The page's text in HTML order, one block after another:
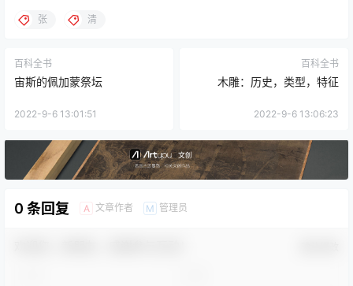
张 清
百科全书
宙斯的佩加蒙祭坛
2022-9-6 13:01:51
百科全书
木雕：历史，类型，特征
2022-9-6 13:06:23
0 条回复 A 文章作者 M 管理员